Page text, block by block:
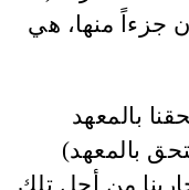
جزءاً منها، هي
بالمعهد
بالمعهد)
من أجل تلك